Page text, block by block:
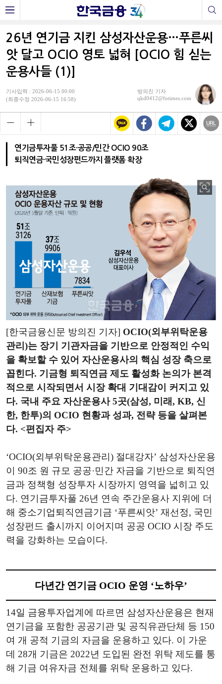
26년 연기금 지킨 삼성자산운용…푸른씨
앗 달고 OCIO 영토 넓혀 [OCIO 힘 싣는
운용사들 (1)]
기사입력 : 2026-06-15 00:00
(최종수정 2026-06-15 16:58)
방의진 기자
qkd0412@fntimes.com
연기금투자풀 51조·공공/민간 OCIO 90조
퇴직연금·국민성장펀드까지 플랫폼 확장
[한국금융신문 방의진 기자] OCIO(외부위탁운용
관리)는 장기 기관자금을 기반으로 안정적인 수익
을 확보할 수 있어 자산운용사의 핵심 성장 축으로
꼽힌다. 기금형 퇴직연금 제도 활성화 논의가 본격
적으로 시작되면서 시장 확대 기대감이 커지고 있
다. 국내 주요 자산운용사 5곳(삼성, 미래, KB, 신
한, 한투)의 OCIO 현황과 성과, 전략 등을 살펴본
다. <편집자 주>
‘OCIO(외부위탁운용관리) 절대강자’ 삼성자산운용
이 90조 원 규모 공공·민간 자금을 기반으로 퇴직연
금과 정책형 성장투자 시장까지 영역을 넓히고 있
다. 연기금투자풀 26년 연속 주간운용사 지위에 더
해 중소기업퇴직연금기금 ‘푸른씨앗’ 재선정, 국민
성장펀드 출시까지 이어지며 공공 OCIO 시장 주도
력을 강화하는 모습이다.
다년간 연기금 OCIO 운영 ‘노하우’
14일 금융투자업계에 따르면 삼성자산운용은 현재
연기금을 포함한 공공기관 및 공직유관단체 등 150
여 개 공적 기금의 자금을 운용하고 있다. 이 가운
데 28개 기금은 2022년 도입된 완전 위탁 제도를 통
해 기금 여유자금 전체를 위탁 운용하고 있다.